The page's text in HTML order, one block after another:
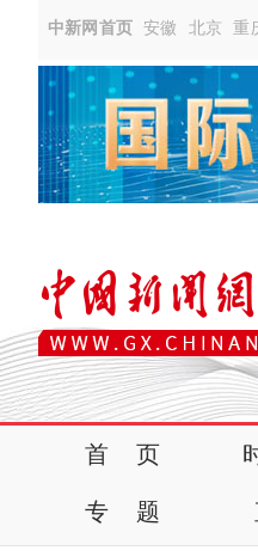
中新网首页 安徽 北京 重
首 页
专 题